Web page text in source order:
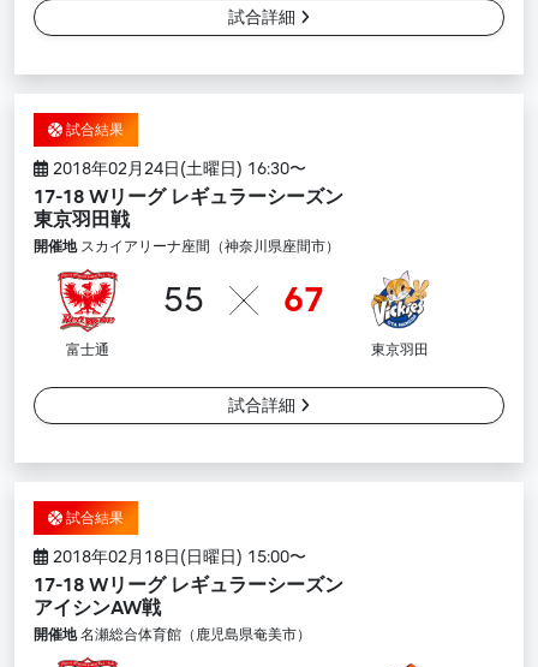
試合詳細
試合結果
2018年02月24日(土曜日) 16:30〜
17-18 Wリーグ レギュラーシーズン
東京羽田戦
開催地スカイアリーナ座間（神奈川県座間市）
55 67
富士通 東京羽田
試合詳細
試合結果
2018年02月18日(日曜日) 15:00〜
17-18 Wリーグ レギュラーシーズン
アイシンAW戦
開催地名瀬総合体育館（鹿児島県奄美市）